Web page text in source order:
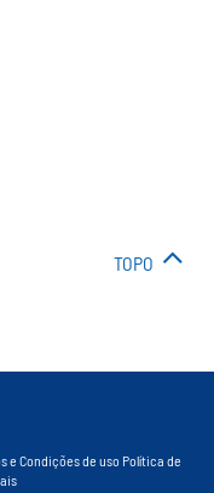
TOPO
e Condições de uso Política de